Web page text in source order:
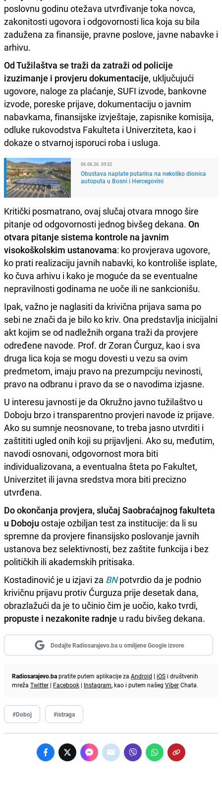
poslovnu godinu otežava utvrđivanje toka novca,
zakonitosti ugovora i odgovornosti lica koja su bila
zadužena za finansije, pravne poslove, javne nabavke i
arhivu.
Od Tužilaštva se traži da zatraži od policije
izuzimanje i provjeru dokumentacije, uključujući
ugovore, naloge za plaćanje, SUFI izvode, bankovne
izvode, poreske prijave, dokumentaciju o javnim
nabavkama, finansijske izvještaje, zapisnike komisija,
odluke rukovodstva Fakulteta i Univerziteta, kao i
dokaze o stvarnoj isporuci roba i usluga.
06.06.26. 09:32
Obustava naplate putarina na nekoliko dionica
autoputa u Bosni i Hercegovini
Kritički posmatrano, ovaj slučaj otvara mnogo šire
pitanje od odgovornosti jednog bivšeg dekana. On
otvara pitanje sistema kontrole na javnim
visokoškolskim ustanovama: ko provjerava ugovore,
ko prati realizaciju javnih nabavki, ko kontroliše isplate,
ko čuva arhivu i kako je moguće da se eventualne
nepravilnosti godinama ne uoče ili ne sankcionišu.
Ipak, važno je naglasiti da krivična prijava sama po
sebi ne znači da je bilo ko kriv. Ona predstavlja inicijalni
akt kojim se od nadležnih organa traži da provjere
određene navode. Prof. dr Zoran Ćurguz, kao i sva
druga lica koja se mogu dovesti u vezu sa ovim
predmetom, imaju pravo na prezumpciju nevinosti,
pravo na odbranu i pravo da se o navodima izjasne.
U interesu javnosti je da Okružno javno tužilaštvo u
Doboju brzo i transparentno provjeri navode iz prijave.
Ako su sumnje neosnovane, to treba jasno utvrditi i
zaštititi ugled onih koji su prijavljeni. Ako su, međutim,
navodi osnovani, odgovornost mora biti
individualizovana, a eventualna šteta po Fakultet,
Univerzitet ili javna sredstva mora biti precizno
utvrđena.
Do okončanja provjera, slučaj Saobraćajnog fakulteta
u Doboju ostaje ozbiljan test za institucije: da li su
spremne da provjere finansijsko poslovanje javnih
ustanova bez selektivnosti, bez zaštite funkcija i bez
političkih ili akademskih pritisaka.
Kostadinović je u izjavi za BN potvrdio da je podnio
krivičnu prijavu protiv Ćurguza prije desetak dana,
obrazlažući da je to učinio čim je uočio, kako tvrdi,
propuste i nezakonite radnje u radu bivšeg dekana.
Dodajte Radiosarajevo.ba u omiljene Google izvore
Radiosarajevo.bapratite putem aplikacije za Android | iOS i društvenih
mreža Twitter | Facebook | Instagram, kao i putem našeg ViberChata.
#Doboj #istraga